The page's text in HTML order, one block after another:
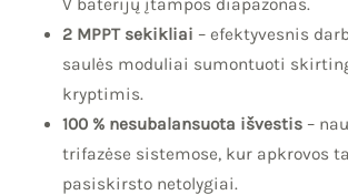
V baterijų įtampos diapazonas.
2 MPPT sekikliai – efektyvesnis
saulės moduliai sumontuoti
kryptimis.
100 % nesubalansuota išvestis–
trifazėse sistemose, kur apkrovos
pasiskirsto netolygiai.